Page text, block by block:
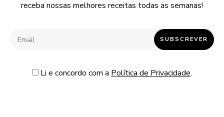
receba nossas melhores receitas todas as semanas!
Li e concordo com a Política de Privacidade.